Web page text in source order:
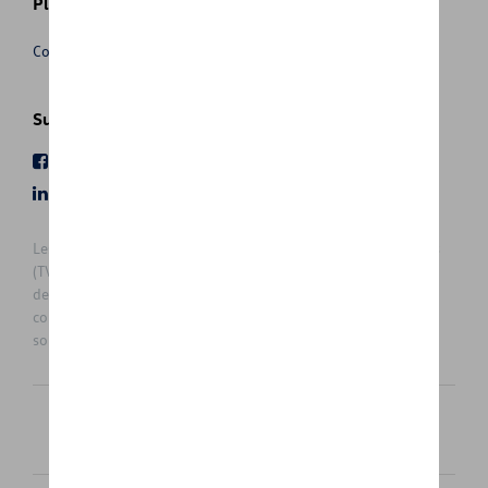
Conditions de vente
Suivez nous
Les prix affichés sur le présent site sont des prix recommandés
(TVAc), hors éventuels frais de montage. Pour connaitre le prix
de vente actuel et les éventuels frais de montage, veuillez
contacter votre concessionnaire/agent. Les prix recommandés
sont sujets à des changements sans préavis.